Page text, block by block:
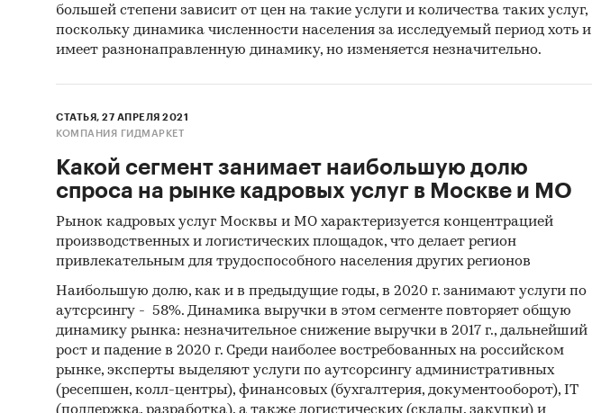
большей степени зависит от цен на такие услуги и количества таких услуг,
поскольку динамика численности населения за исследуемый период хоть и
имеет разнонаправленную динамику, но изменяется незначительно.
СТАТЬЯ, 27 АПРЕЛЯ 2021
КОМПАНИЯ ГИДМАРКЕТ
Какой сегмент занимает наибольшую долю
спроса на рынке кадровых услуг в Москве и МО
Рынок кадровых услуг Москвы и МО характеризуется концентрацией
производственных и логистических площадок, что делает регион
привлекательным для трудоспособного населения других регионов
Наибольшую долю, как и в предыдущие годы, в 2020 г. занимают услуги по
аутсрсингу - 58%. Динамика выручки в этом сегменте повторяет общую
динамику рынка: незначительное снижение выручки в 2017 г., дальнейший
рост и падение в 2020 г. Среди наиболее востребованных на российском
рынке, эксперты выделяют услуги по аутсорсингу административных
(ресепшен, колл-центры), финансовых (бухгалтерия, документооборот), IT